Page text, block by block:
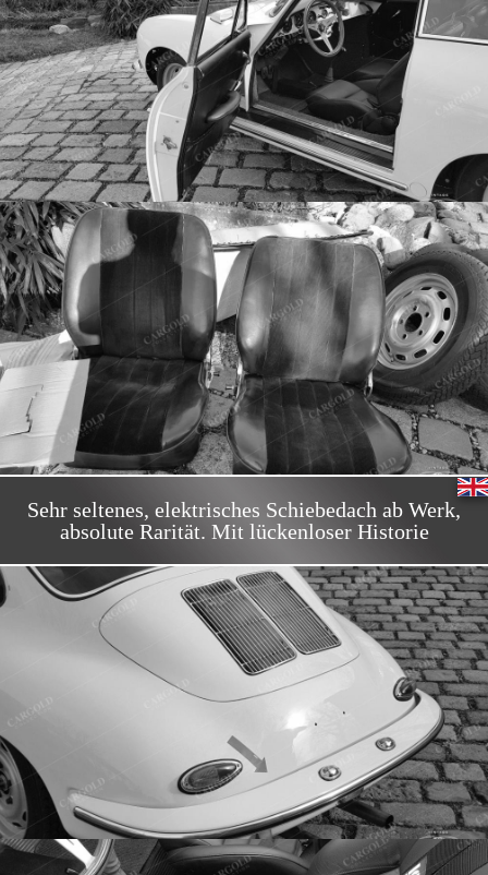
Sehr seltenes, elektrisches Schiebedach ab Werk,
absolute Rarität. Mit lückenloser Historie